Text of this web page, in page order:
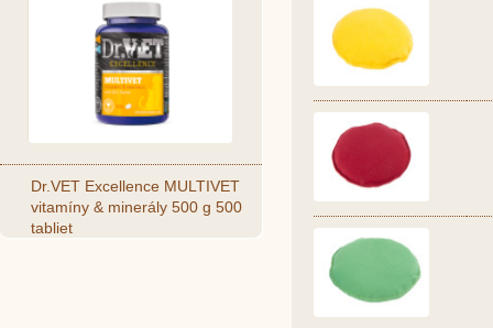
Dr.VET Excellence MULTIVET
vitamíny & minerály 500 g 500
tabliet